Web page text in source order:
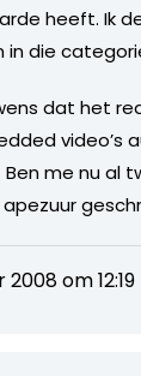
heeft. Ik
in die
dat het
video’s
me nu al
om 12:19